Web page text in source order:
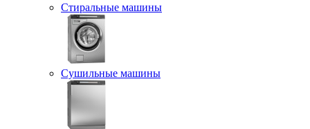
Стиральные машины
Сушильные машины